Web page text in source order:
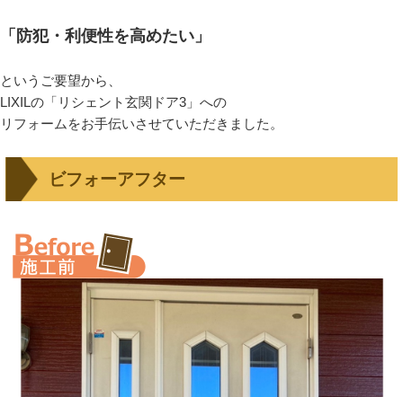
「防犯・利便性を高めたい」
というご要望から、
LIXILの「リシェント玄関ドア3」への
リフォームをお手伝いさせていただきました。
ビフォーアフター